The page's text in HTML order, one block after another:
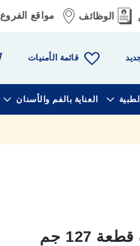
الوظائف مواقع الفروع
قائمة الأمنيات
العناية بالفم والأسنان
جم